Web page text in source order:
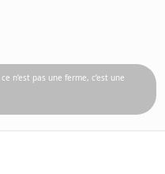
n’est pas une ferme, c’est une